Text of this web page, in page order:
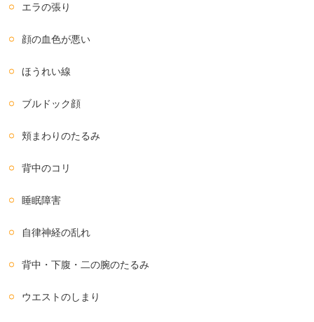
エラの張り
顔の血色が悪い
ほうれい線
ブルドック顔
頬まわりのたるみ
背中のコリ
睡眠障害
自律神経の乱れ
背中・下腹・二の腕のたるみ
ウエストのしまり